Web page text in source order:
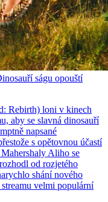
ságu opouští
Rebirth) loni v kinech
aby se slavná dinosauří
napsané
s opětovnou účastí
Mahershaly Aliho se
od rozjetého
shání nového
velmi populární